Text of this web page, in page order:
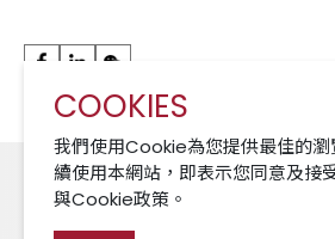
COOKIES
我們使用Cookie為您提供最佳的瀏
續使用本網站，即表示您同意及接
與Cookie政策。
華潤現代服務成員
Cookies 政策
免責聲明